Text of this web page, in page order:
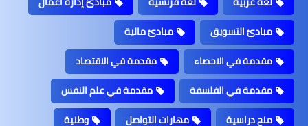
مبادئ التسويق
مبادئ مالية
مقدمة في الاحصاء
مقدمة في الاقتصاد
مقدمة في الفلسفة
مقدمة في علم النفس
منح دراسية
مهارات التواصل وطنية